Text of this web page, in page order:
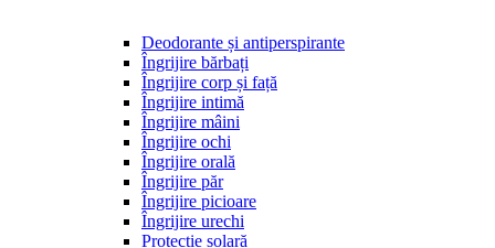
Deodorante și antiperspirante
Îngrijire bărbați
Îngrijire corp și față
Îngrijire intimă
Îngrijire mâini
Îngrijire ochi
Îngrijire orală
Îngrijire păr
Îngrijire picioare
Îngrijire urechi
Protecție solară